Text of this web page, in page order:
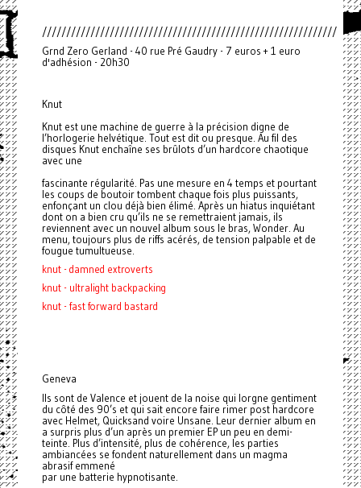
/////////////////////////////////////////////////////////////
Grnd Zero Gerland - 40 rue Pré Gaudry - 7 euros + 1 euro
d'adhésion - 20h30
Knut
Knut est une machine de guerre à la précision digne de
l’horlogerie helvétique. Tout est dit ou presque. Au fil des
disques Knut enchaîne ses brûlots d’un hardcore chaotique
avec une
fascinante régularité. Pas une mesure en 4 temps et pourtant
les coups de boutoir tombent chaque fois plus puissants,
enfonçant un clou déjà bien élimé. Après un hiatus inquiétant
dont on a bien cru qu’ils ne se remettraient jamais, ils
reviennent avec un nouvel album sous le bras, Wonder. Au
menu, toujours plus de riffs acérés, de tension palpable et de
fougue tumultueuse.
knut - damned extroverts
knut - ultralight backpacking
knut - fast forward bastard
Geneva
Ils sont de Valence et jouent de la noise qui lorgne gentiment
du côté des 90’s et qui sait encore faire rimer post hardcore
avec Helmet, Quicksand voire Unsane. Leur dernier album en
a surpris plus d’un après un premier EP un peu en demi-
teinte. Plus d’intensité, plus de cohérence, les parties
ambiancées se fondent naturellement dans un magma
abrasif emmené
par une batterie hypnotisante.